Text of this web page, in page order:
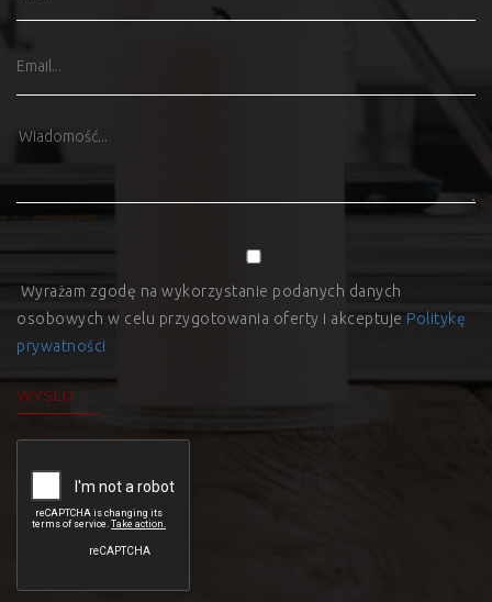
Wyrażam zgodę na wykorzystanie podanych danych
osobowych w celu przygotowania oferty i akceptuje Politykę
prywatności